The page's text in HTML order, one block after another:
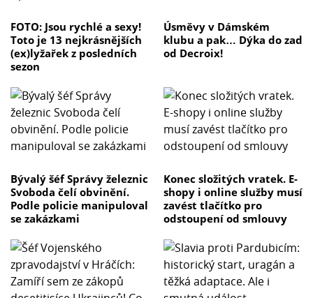
FOTO: Jsou rychlé a sexy!
Toto je 13 nejkrásnějších
(ex)lyžařek z posledních
sezon
Úsměvy v Dámském
klubu a pak… Dýka do zad
od Decroix!
Bývalý šéf Správy železnic
Svoboda čelí obvinění.
Podle policie manipuloval
se zakázkami
Konec složitých vratek. E-
shopy i online služby musí
zavést tlačítko pro
odstoupení od smlouvy